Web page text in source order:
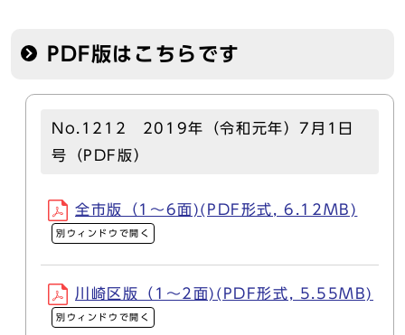
PDF版はこちらです
No.1212 2019年（令和元年）7月1日
号（PDF版）
全市版（1～6面)(PDF形式, 6.12MB)
別ウィンドウで開く
川崎区版（1～2面)(PDF形式, 5.55MB)
別ウィンドウで開く